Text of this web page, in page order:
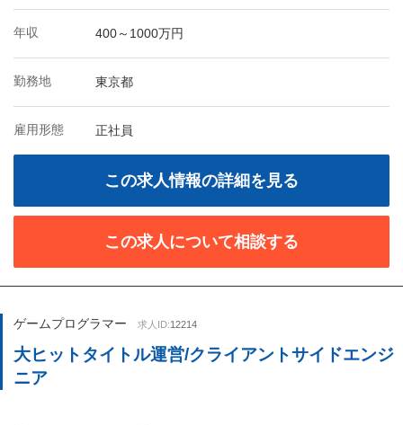
年収 400～1000万円
勤務地 東京都
雇用形態 正社員
この求人情報の詳細を見る
この求人について相談する
ゲームプログラマー 求人ID:12214
大ヒットタイトル運営/クライアントサイドエンジ
ニア